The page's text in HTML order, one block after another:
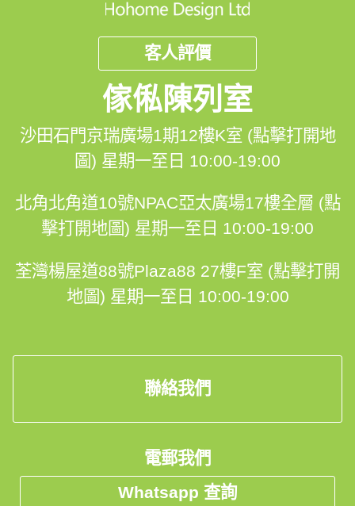
客人評價
傢俬陳列室
沙田石門京瑞廣場1期12樓K室 (點擊打開地
圖) 星期一至日 10:00-19:00
北角北角道10號NPAC亞太廣場17樓全層 (點
擊打開地圖) 星期一至日 10:00-19:00
荃灣楊屋道88號Plaza88 27樓F室 (點擊打開
地圖) 星期一至日 10:00-19:00
聯絡我們
電郵我們
Whatsapp 查詢